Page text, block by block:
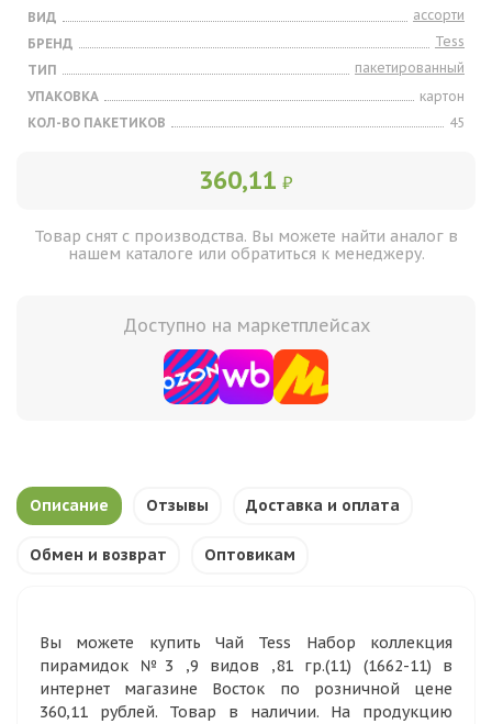
ВИД
ассорти
БРЕНД
Tess
ТИП
пакетированный
УПАКОВКА
картон
КОЛ-ВО ПАКЕТИКОВ
45
360,11 ₽
Товар снят с производства. Вы можете найти аналог в
нашем каталоге или обратиться к менеджеру.
Доступно на маркетплейсах
Описание Отзывы Доставка и оплата
Обмен и возврат Оптовикам
Вы можете купить Чай Tess Набор коллекция
пирамидок №3 ,9 видов ,81 гр.(11) (1662-11) в
интернет магазине Восток по розничной цене
360,11 рублей. Товар в наличии. На продукцию